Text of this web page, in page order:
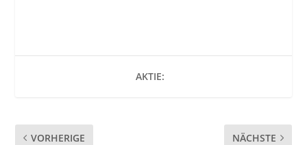
AKTIE:
VORHERIGE NÄCHSTE